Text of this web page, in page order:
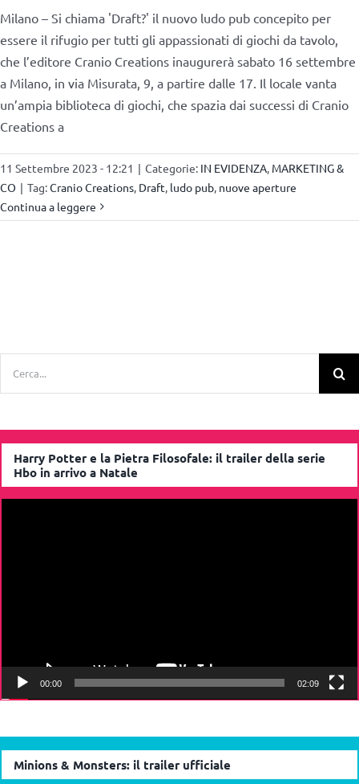
Milano – Si chiama 'Draft?' il nuovo ludo pub concepito per
essere il rifugio per tutti gli appassionati di giochi da tavolo,
che l’editore Cranio Creations inaugurerà sabato 16 settembre
a Milano, in via Misurata, 9, a partire dalle 17. Il locale vanta
un’ampia biblioteca di giochi, che spazia dai successi di Cranio
Creations a
11 Settembre 2023 - 12:21 | Categorie: IN EVIDENZA, MARKETING &
CO | Tag:Cranio Creations, Draft, ludo pub, nuove aperture
Continua a leggere
Harry Potter e la Pietra Filosofale: il trailer della serie
Hbo in arrivo a Natale
00:00 02:09
Minions & Monsters: il trailer ufficiale